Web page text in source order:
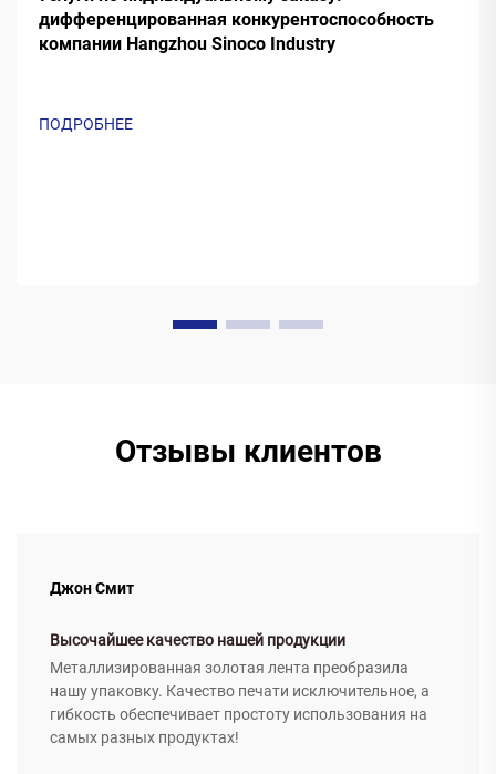
дифференцированная конкурентоспособность
компании Hangzhou Sinoco Industry
ПОДРОБНЕЕ
Отзывы клиентов
Джон Смит
Высочайшее качество нашей продукции
Металлизированная золотая лента преобразила
нашу упаковку. Качество печати исключительное, а
гибкость обеспечивает простоту использования на
самых разных продуктах!